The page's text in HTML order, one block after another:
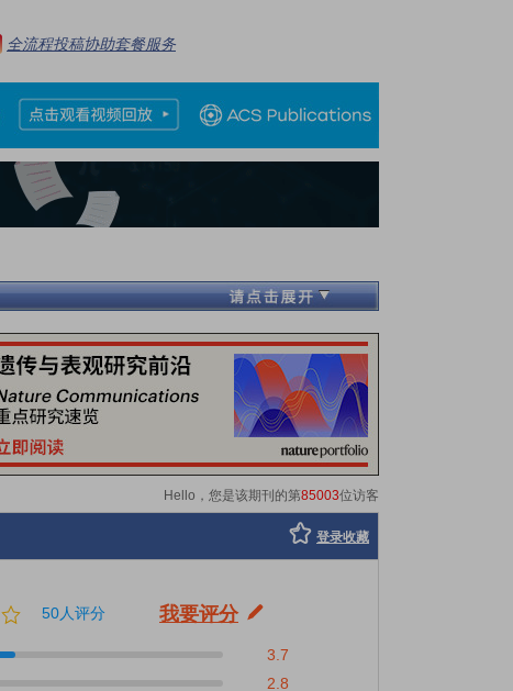
全流程投稿协助套餐服务
Hello，您是该期刊的第85003位访客
登录收藏
50人评分 我要评分
3.7
2.8